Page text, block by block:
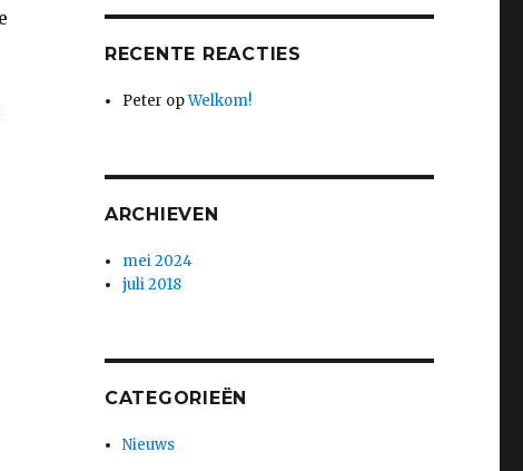
RECENTE REACTIES
Peter opWelkom!
ARCHIEVEN
mei 2024
juli 2018
CATEGORIEËN
Nieuws